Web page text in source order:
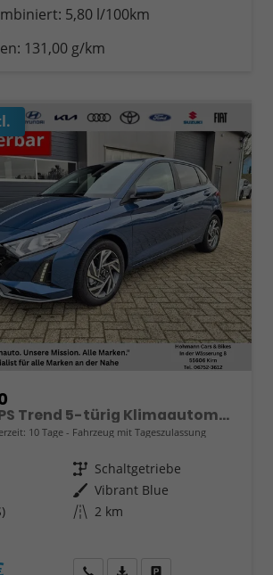
5,80 l/100km
131,00 g/km
1.0 T-GDI 90PS Trend 5-türig Klimaautomatik Sitzheizung Lenkradheizung Rückf.Kamera PDC Apple CarPlay Android Auto Tempomat Touchscreen 16"LM
10 Tage Fahrzeug mit Tageszulassung
Getriebe Schaltgetriebe
Außenfarbe Vibrant Blue
Kilometerstand 2 km
Wir rufen Sie anFahrzeugexposé (PDF)